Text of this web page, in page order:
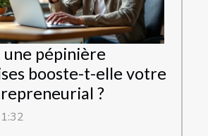
pépinière
booste-t-elle votre
?